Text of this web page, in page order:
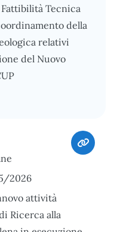
Tecnica
della
relativi
del Nuovo
2026
attività
Ricerca alla